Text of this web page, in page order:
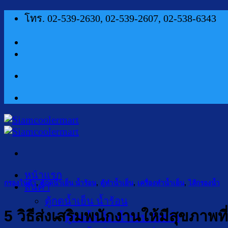
ข้าม โทร. 02-539-2630, 02-539-2607, 02-538-6343
หน้าแรก
สินค้า
ตู้กดน้ำเย็น น้ำร้อน
ตู้กดน้ำเย็น น้ำร้อน ถังคว่ำ
กรองในตัว,ตู้กดน้ำเย็น น้ำร้อน, ตู้ทำน้ำเย็น, เครื่องทำน้ำเย็น, ไส้กรองน้ำ
5 วิธีส่งเสริมพนักงานให้มีสุขภาพ